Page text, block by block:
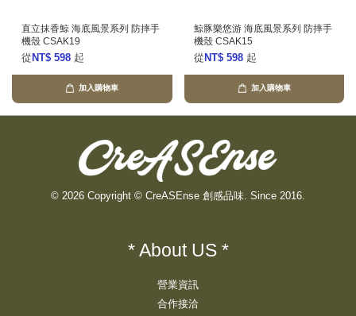
直立抹香鯨 海底風景系列 防摔手
機殼 CSAK19
從 NT$ 598 起
加入購物車
鯨豚樂悠游 海底風景系列 防摔手
機殼 CSAK15
從 NT$ 598 起
加入購物車
© 2026 Copyright © CreASEnse 創感品味. Since 2016.
* About US *
營業資訊
合作接洽